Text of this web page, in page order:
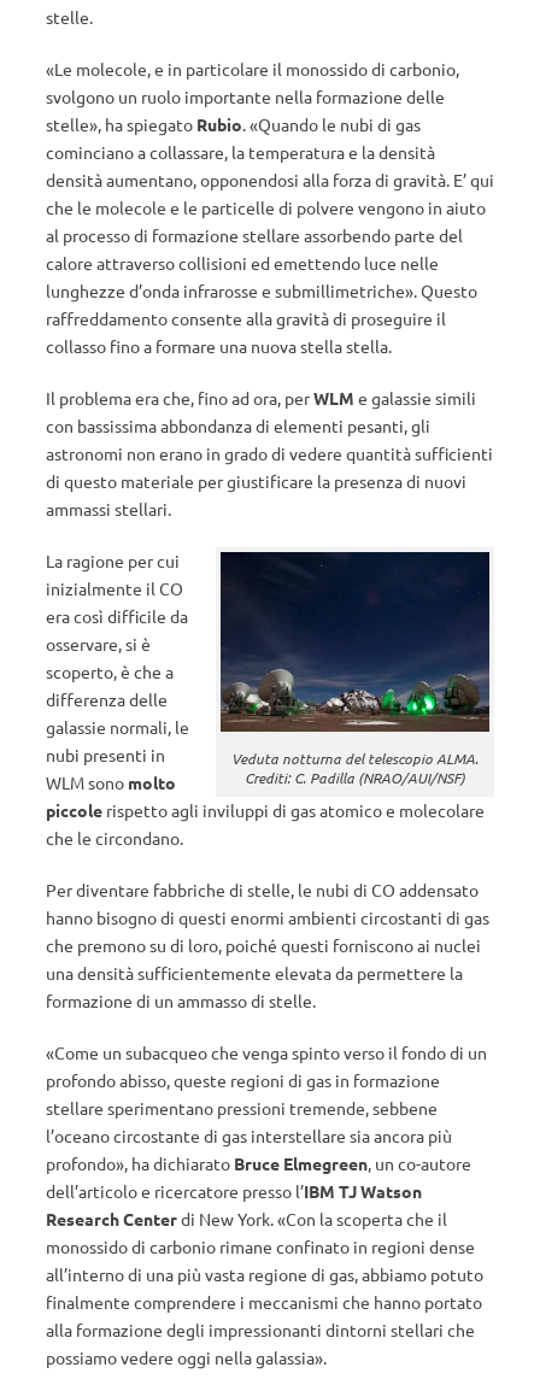
stelle.
«Le molecole, e in particolare il monossido di carbonio,
svolgono un ruolo importante nella formazione delle
stelle», ha spiegato Rubio. «Quando le nubi di gas
cominciano a collassare, la temperatura e la densità
densità aumentano, opponendosi alla forza di gravità. E’ qui
che le molecole e le particelle di polvere vengono in aiuto
al processo di formazione stellare assorbendo parte del
calore attraverso collisioni ed emettendo luce nelle
lunghezze d’onda infrarosse e submillimetriche». Questo
raffreddamento consente alla gravità di proseguire il
collasso fino a formare una nuova stella stella.
Il problema era che, fino ad ora, perWLM e galassie simili
con bassissima abbondanza di elementi pesanti, gli
astronomi non erano in grado di vedere quantità sufficienti
di questo materiale per giustificare la presenza di nuovi
ammassi stellari.
Veduta notturna del telescopio ALMA.
Crediti: C. Padilla (NRAO/AUI/NSF)
La ragione per cui
inizialmente il CO
era così difficile da
osservare, si è
scoperto, è che a
differenza delle
galassie normali, le
nubi presenti in
WLM sono molto
piccole rispetto agli inviluppi di gas atomico e molecolare
che le circondano.
Per diventare fabbriche di stelle, le nubi di CO addensato
hanno bisogno di questi enormi ambienti circostanti di gas
che premono su di loro, poiché questi forniscono ai nuclei
una densità sufficientemente elevata da permettere la
formazione di un ammasso di stelle.
«Come un subacqueo che venga spinto verso il fondo di un
profondo abisso, queste regioni di gas in formazione
stellare sperimentano pressioni tremende, sebbene
l’oceano circostante di gas interstellare sia ancora più
profondo», ha dichiarato Bruce Elmegreen, un co-autore
dell’articolo e ricercatore presso l’IBM TJ Watson
Research Centerdi New York. «Con la scoperta che il
monossido di carbonio rimane confinato in regioni dense
all’interno di una più vasta regione di gas, abbiamo potuto
finalmente comprendere i meccanismi che hanno portato
alla formazione degli impressionanti dintorni stellari che
possiamo vedere oggi nella galassia».